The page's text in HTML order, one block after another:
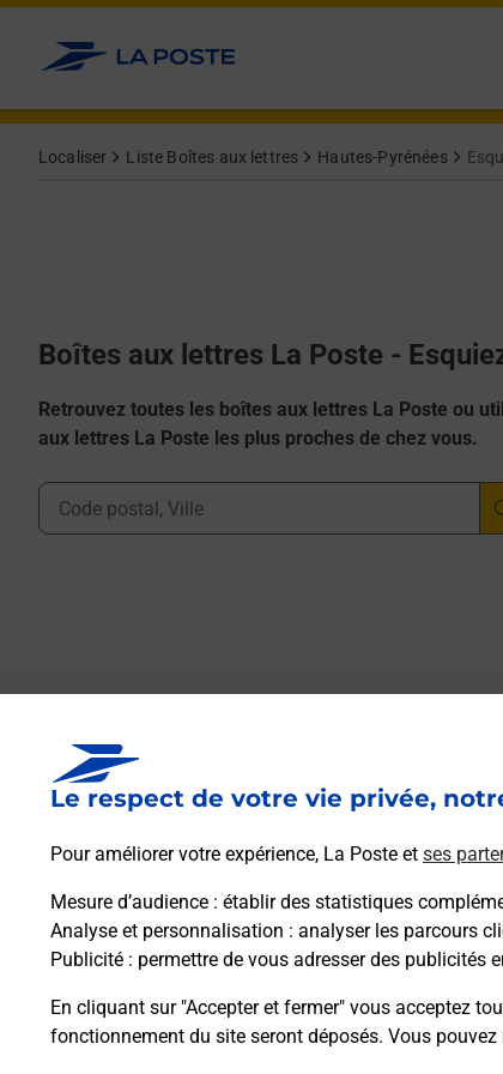
Le respect de votre vie privée,
Pour améliorer votre expérience, La Poste et ses
Mesure d’audience : établir des statistiques
Analyse et personnalisation : analyser les parcours
Publicité : permettre de vous adresser des publicités
En cliquant sur "Accepter et fermer" vous acceptez
fonctionnement du site seront déposés. Vous
Allez au contenu
Localiser Liste Boîtes aux lettres Hautes-Pyrénées
Boîtes aux lettres La Poste -
Retrouvez toutes les boîtes aux lettres La Poste ou
aux lettres La Poste les plus proches de chez vous.
Ville, Département, Code Postal
Boîte aux Lettres La Poste
Prochaine collecte du courrier vendredià
65120 Esquieze Sere
Itinéraire